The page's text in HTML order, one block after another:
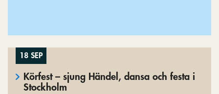
18 SEP
Körfest – sjung Händel, dansa och festa i
Stockholm